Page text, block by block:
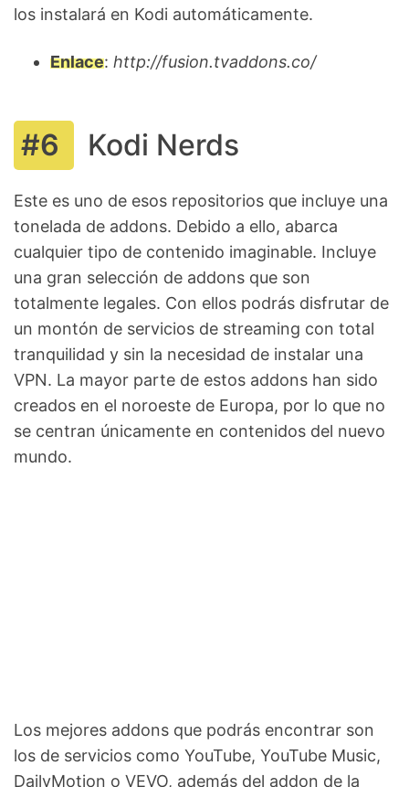
los instalará en Kodi automáticamente.
Enlace: http://fusion.tvaddons.co/
Kodi Nerds
Este es uno de esos repositorios que incluye una
tonelada de addons. Debido a ello, abarca
cualquier tipo de contenido imaginable. Incluye
una gran selección de addons que son
totalmente legales. Con ellos podrás disfrutar de
un montón de servicios de streaming con total
tranquilidad y sin la necesidad de instalar una
VPN. La mayor parte de estos addons han sido
creados en el noroeste de Europa, por lo que no
se centran únicamente en contenidos del nuevo
mundo.
Los mejores addons que podrás encontrar son
los de servicios como YouTube, YouTube Music,
DailyMotion o VEVO, además del addon de la